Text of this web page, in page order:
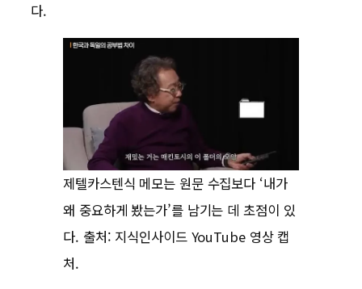
다.
제텔카스텐식 메모는 원문 수집보다 ‘내가
왜 중요하게 봤는가’를 남기는 데 초점이 있
다. 출처: 지식인사이드 YouTube 영상 캡
처.